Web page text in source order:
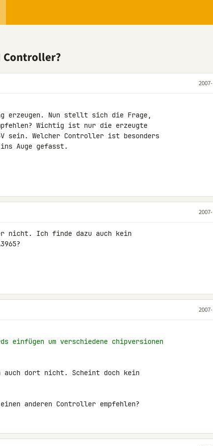
Controller?
erzeugen. Nun stellt sich die Frage,
Wichtig ist nur die erzeugte
sein. Welcher Controller ist besonders
ins Auge gefasst.
nicht. Ich finde dazu auch kein
einfügen um verschiedene chipversionen
auch dort nicht. Scheint doch kein
anderen Controller empfehlen?